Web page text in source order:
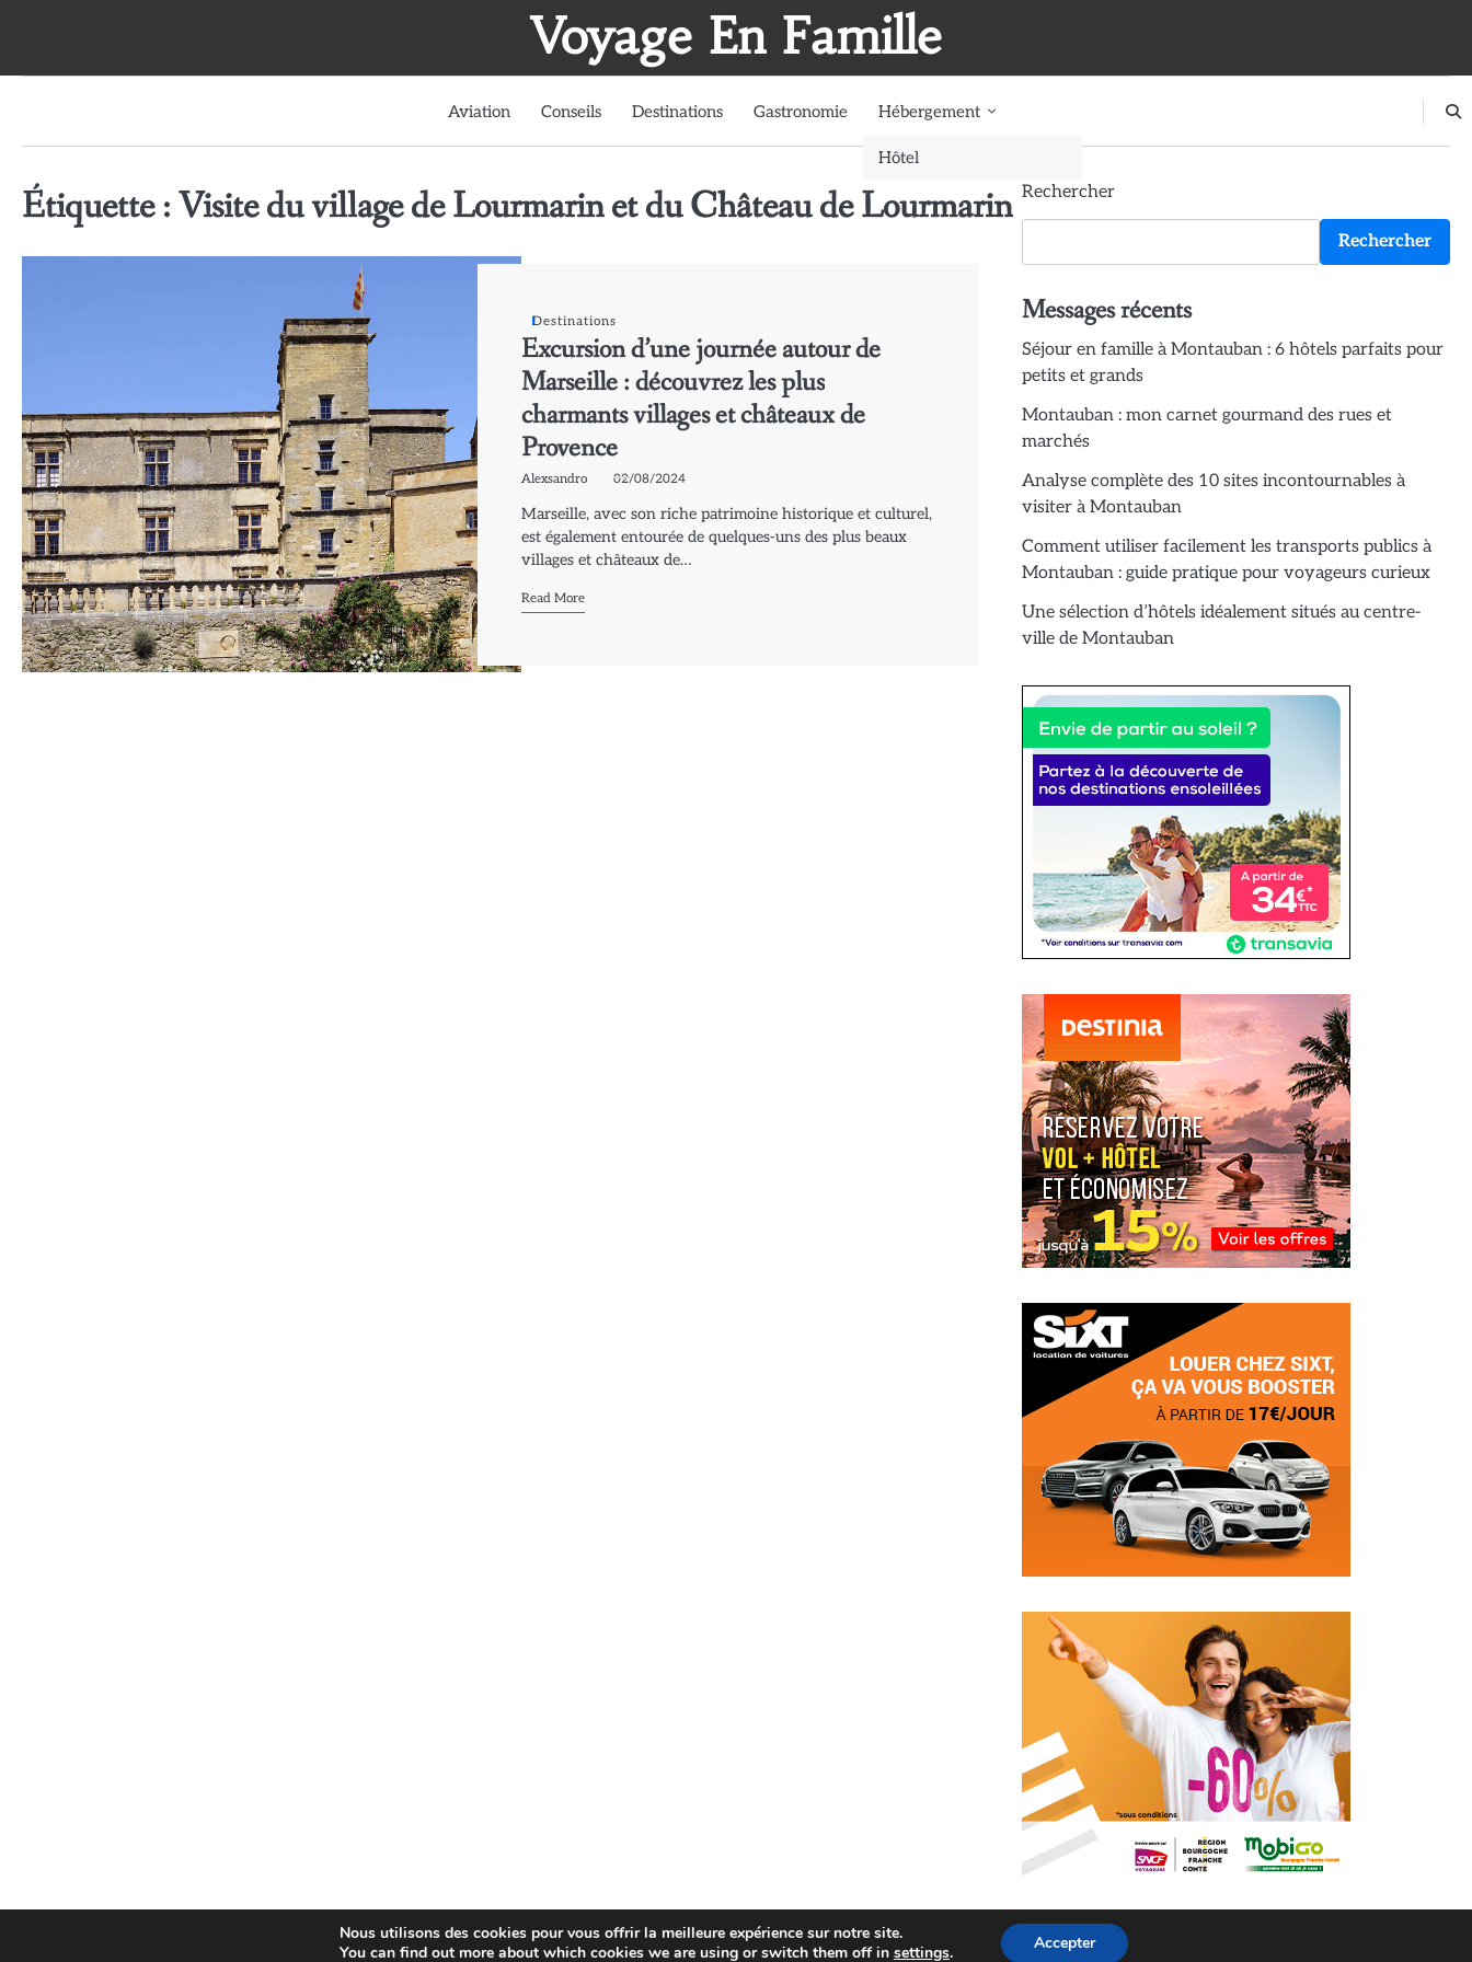
Voyage En Famille
Aviation Conseils Destinations Gastronomie Hébergement
Hôtel
Étiquette :Visite du village de Lourmarin et du Château de Lourmarin
Destinations
Excursion d’une journée autour de
Marseille : découvrez les plus
charmants villages et châteaux de
Provence
Alexsandro 02/08/2024
Marseille, avec son riche patrimoine historique et culturel,
est également entourée de quelques-uns des plus beaux
villages et châteaux de…
Read More
Rechercher
Rechercher
Messages récents
Séjour en famille à Montauban : 6 hôtels parfaits pour
petits et grands
Montauban : mon carnet gourmand des rues et
marchés
Analyse complète des 10 sites incontournables à
visiter à Montauban
Comment utiliser facilement les transports publics à
Montauban : guide pratique pour voyageurs curieux
Une sélection d’hôtels idéalement situés au centre-
ville de Montauban
Nous utilisons des cookies pour vous offrir la meilleure expérience sur notre site.
You can find out more about which cookies we are using or switch them off in settings. Accepter